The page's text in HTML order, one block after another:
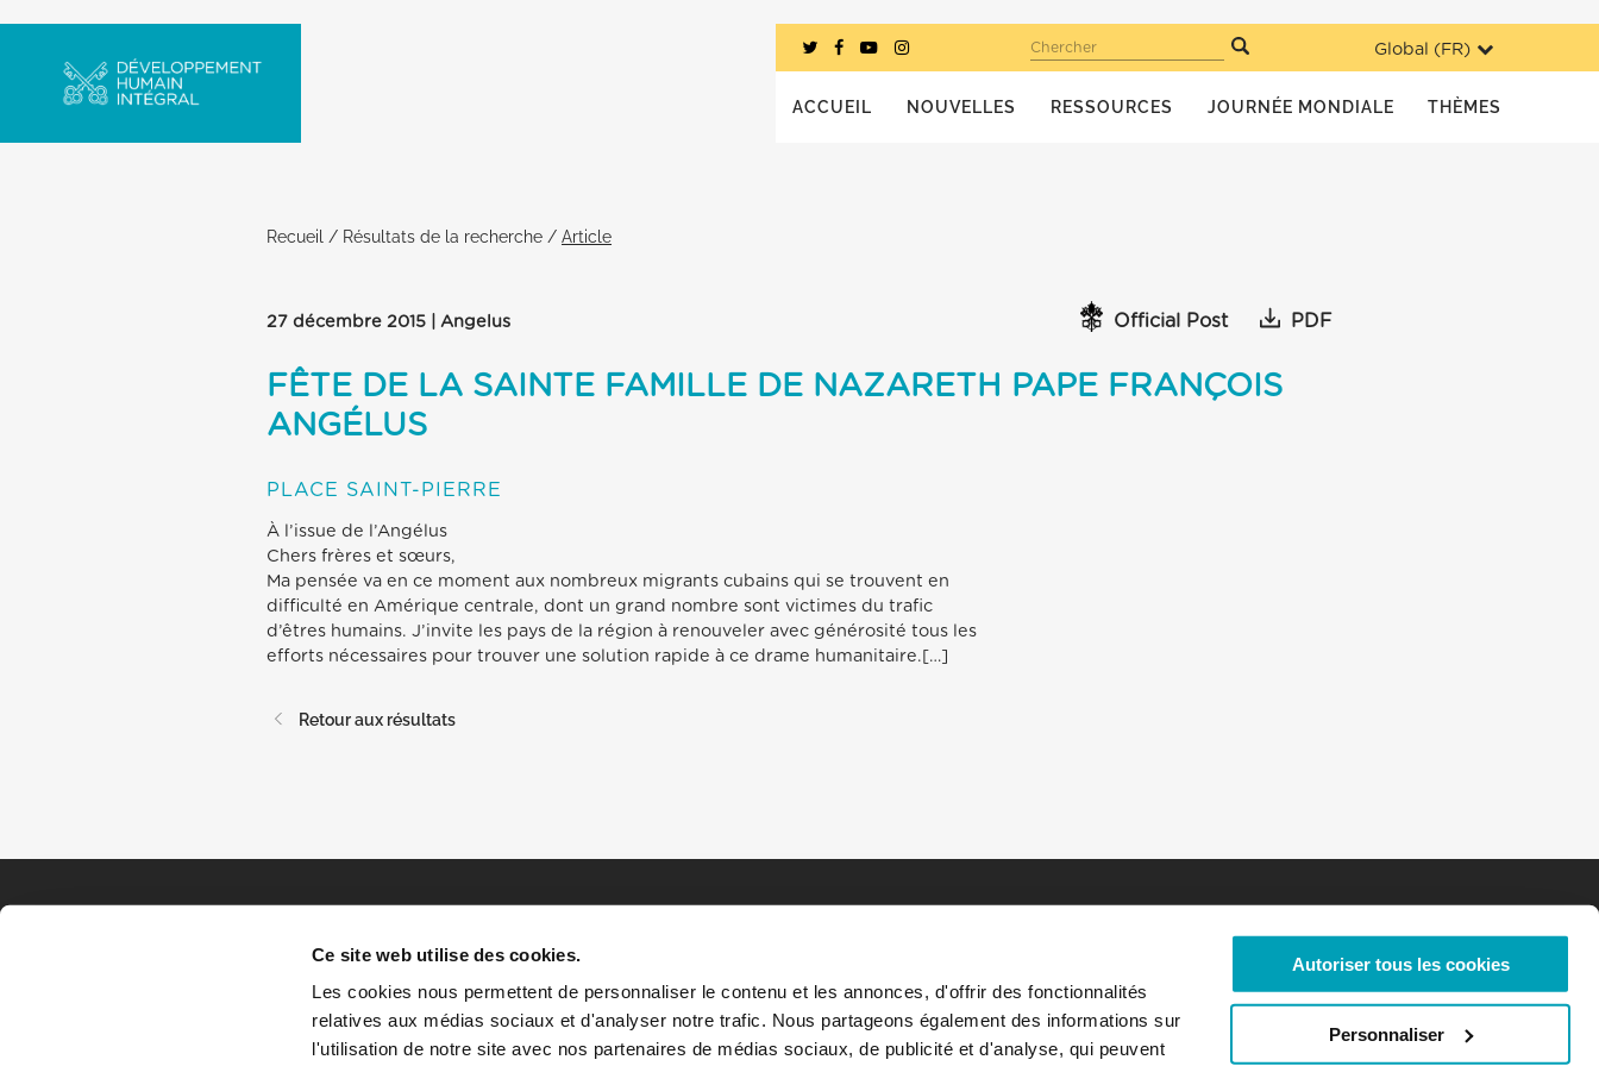
Ce site web utilise des cookies.
Les cookies nous permettent de personnaliser le contenu et les annonces, d'offrir des fonctionnalités
relatives aux médias sociaux et d'analyser notre trafic. Nous partageons également des informations sur
l'utilisation de notre site avec nos partenaires de médias sociaux, de publicité et d'analyse, qui peuvent
Autoriser tous les cookies
Personnaliser
Global (FR)
Chercher
ACCUEIL NOUVELLES RESSOURCES JOURNÉE MONDIALE THÈMES
Recueil / Résultats de la recherche / Article
27 décembre 2015 | Angelus Official Post PDF
FÊTE DE LA SAINTE FAMILLE DE NAZARETH PAPE FRANÇOIS
ANGÉLUS
PLACE SAINT-PIERRE
À l’issue de l’Angélus
Chers frères et sœurs,
Ma pensée va en ce moment aux nombreux migrants cubains qui se trouvent en
difficulté en Amérique centrale, dont un grand nombre sont victimes du trafic
d’êtres humains. J’invite les pays de la région à renouveler avec générosité tous les
efforts nécessaires pour trouver une solution rapide à ce drame humanitaire.[…]
Retour aux résultats
HOME HISTOIRES RESSOURCES